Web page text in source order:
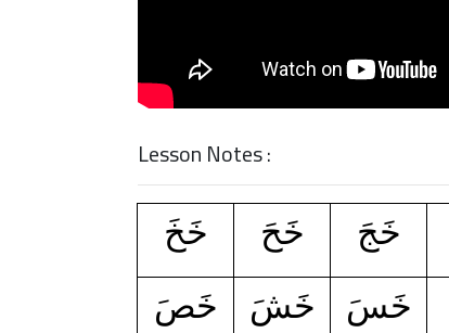
Lesson Notes :
خَجَ خَحَ
خَخَ
خَسَ خَشَ خَصَ